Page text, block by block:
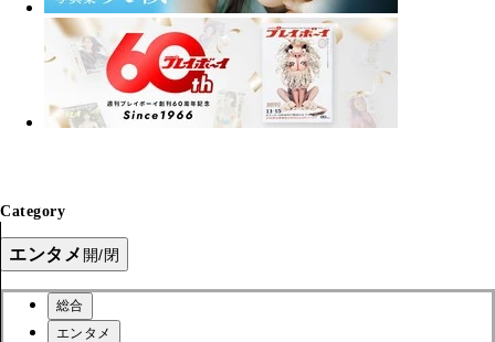
Category
エンタメ 開/閉
総合
エンタメ